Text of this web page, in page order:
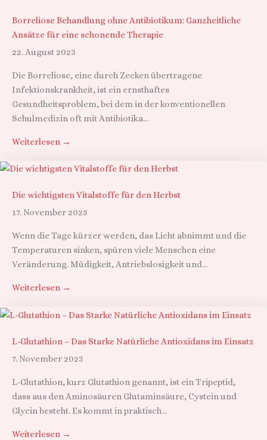
Borreliose Behandlung ohne Antibiotikum: Ganzheitliche
Ansätze für eine schonende Therapie
22. August 2023
Die Borreliose, eine durch Zecken übertragene
Infektionskrankheit, ist ein ernsthaftes
Gesundheitsproblem, bei dem in der konventionellen
Schulmedizin oft mit Antibiotika...
Weiterlesen →
Die wichtigsten Vitalstoffe für den Herbst
17. November 2025
Wenn die Tage kürzer werden, das Licht abnimmt und die
Temperaturen sinken, spüren viele Menschen eine
Veränderung. Müdigkeit, Antriebslosigkeit und...
Weiterlesen →
L-Glutathion – Das Starke Natürliche Antioxidans im Einsatz
7. November 2023
L-Glutathion, kurz Glutathion genannt, ist ein Tripeptid,
dass aus den Aminosäuren Glutaminsäure, Cystein und
Glycin besteht. Es kommt in praktisch...
Weiterlesen →